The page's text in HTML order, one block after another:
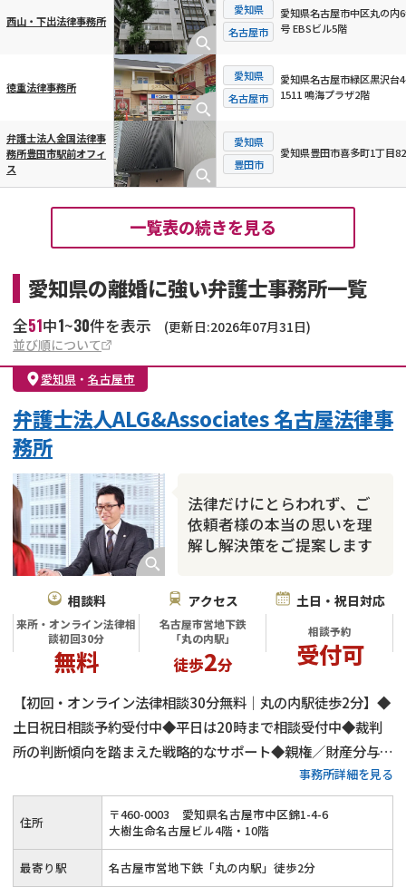
西山・下出法律事務所
愛知県
名古屋市
愛知県名古屋市中区丸の内
号 EBSビル5階
徳重法律事務所
愛知県
名古屋市
愛知県名古屋市緑区黒沢台
1511 鳴海プラザ2階
弁護士法人金国法律事
務所豊田市駅前オフィ
ス
愛知県
豊田市
愛知県豊田市喜多町1丁目
一覧表の続きを見る
愛知県の離婚に強い弁護士事務所一覧
全51中1~30件を表示
(更新日:2026年07月31日)
並び順について
愛知県 ・ 名古屋市
法律だけにとらわれず、ご
依頼者様の本当の思いを理
解し解決策をご提案します
弁護士法人ALG&Associates 名古屋法律事
務所
相談料
来所・オンライン法律相
談初回30分
無料
アクセス
名古屋市営地下鉄
「丸の内駅」
徒歩2分
土日・祝日対応
相談予約
受付可
【初回・オンライン法律相談30分無料｜丸の内駅徒歩2分】◆
土日祝日相談予約受付中◆平日は20時まで相談受付中◆裁判
所の判断傾向を踏まえた戦略的なサポート◆親権／財産分与／
慰謝料など離婚問題を総合的に対応◆ご依頼者様の真のニーズ
を理解してよりよい解決策をご提案
事務所詳細を見る
住所 〒460-0003
愛知県名古屋市中区錦1-4-6
大樹生命名古屋ビル4階・10階
最寄り駅 名古屋市営地下鉄「丸の内駅」徒歩2分